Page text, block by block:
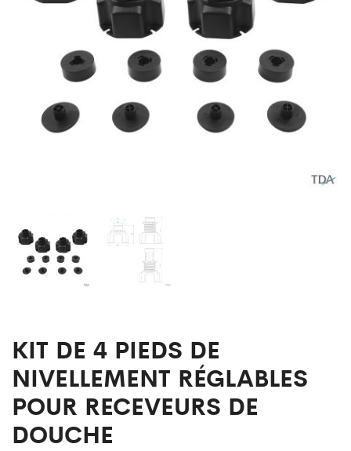
RECEVEURS
DOUCHE
KIT DE 4 PIEDS DE
NIVELLEMENT RÉGLABLES
POUR RECEVEURS DE
DOUCHE